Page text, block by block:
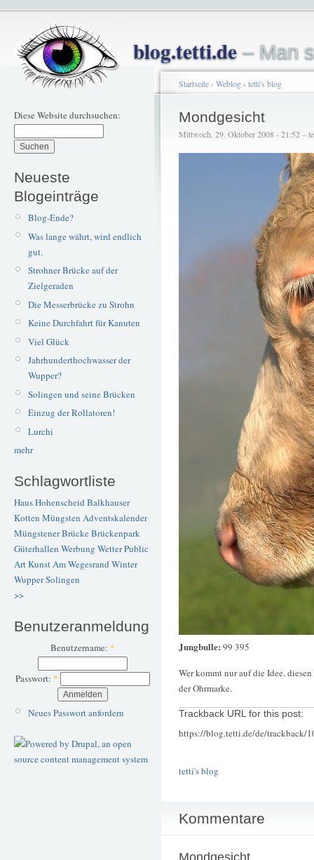
blog.tetti.de– Man
Diese Website durchsuchen:
Neueste
Blogeinträge
Blog-Ende?
Was lange währt, wird endlich
gut.
Strohner Brücke auf der
Zielgeraden
Die Messerbrücke zu Strohn
Keine Durchfahrt für Kanuten
Viel Glück
Jahrhunderthochwasser der
Wupper?
Solingen und seine Brücken
Einzug der Rollatoren!
Lurchi
mehr
Schlagwortliste
Haus Hohenscheid Balkhauser
Kotten Müngsten Adventskalender
Müngstener BrückeBrückenpark
Güterhallen Werbung WetterPublic
ArtKunstAm Wegesrand Winter
WupperSolingen
>>
Benutzeranmeldung
Benutzername: *
Passwort: *
Neues Passwort anfordern
Startseite› Weblog› tetti's blog
Mondgesicht
Mittwoch, 29. Oktober 2008 - 21:52 –
Jungbulle: 99 395
Wer kommt nur auf die Idee,
der Ohrmarke.
Trackback URL for this post:
https://blog.tetti.de/de/trackback/
tetti's blog
Kommentare
Mondgesicht